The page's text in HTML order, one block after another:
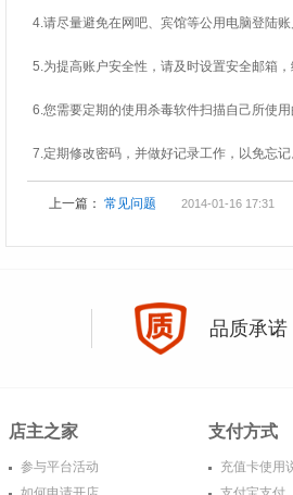
4.请尽量避免在网吧、宾馆等公用电脑登陆
5.为提高账户安全性，请及时设置安全邮箱，
6.您需要定期的使用杀毒软件扫描自己所使
7.定期修改密码，并做好记录工作，以免忘记
上一篇： 常见问题 2014-01-16 17:31
品质承诺
店主之家
参与平台活动
支付方式
充值卡使用